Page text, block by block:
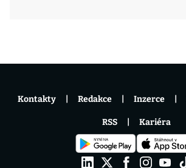
Kontakty Redakce Inzerce
RSS Kariéra